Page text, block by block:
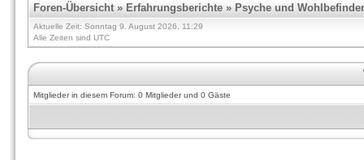
Foren-Übersicht» Erfahrungsberichte » Psyche und
Aktuelle Zeit: Sonntag 9. August 2026, 11:29
Alle Zeiten sind UTC
Mitglieder in diesem Forum: 0 Mitglieder und 0 Gäste